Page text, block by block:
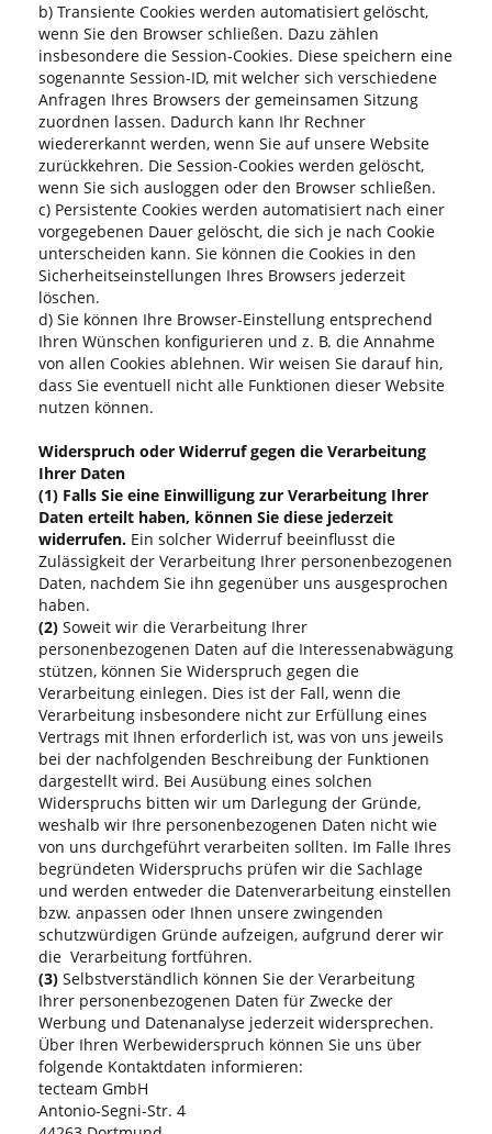
b) Transiente Cookies werden automatisiert gelöscht,
wenn Sie den Browser schließen. Dazu zählen
insbesondere die Session-Cookies. Diese speichern eine
sogenannte Session-ID, mit welcher sich verschiedene
Anfragen Ihres Browsers der gemeinsamen Sitzung
zuordnen lassen. Dadurch kann Ihr Rechner
wiedererkannt werden, wenn Sie auf unsere Website
zurückkehren. Die Session-Cookies werden gelöscht,
wenn Sie sich ausloggen oder den Browser schließen.
c) Persistente Cookies werden automatisiert nach einer
vorgegebenen Dauer gelöscht, die sich je nach Cookie
unterscheiden kann. Sie können die Cookies in den
Sicherheitseinstellungen Ihres Browsers jederzeit
löschen.
d) Sie können Ihre Browser-Einstellung entsprechend
Ihren Wünschen konfigurieren und z. B. die Annahme
von allen Cookies ablehnen. Wir weisen Sie darauf hin,
dass Sie eventuell nicht alle Funktionen dieser Website
nutzen können.
Widerspruch oder Widerruf gegen die Verarbeitung
Ihrer Daten
(1) Falls Sie eine Einwilligung zur Verarbeitung Ihrer
Daten erteilt haben, können Sie diese jederzeit
widerrufen. Ein solcher Widerruf beeinflusst die
Zulässigkeit der Verarbeitung Ihrer personenbezogenen
Daten, nachdem Sie ihn gegenüber uns ausgesprochen
haben.
(2) Soweit wir die Verarbeitung Ihrer
personenbezogenen Daten auf die Interessenabwägung
stützen, können Sie Widerspruch gegen die
Verarbeitung einlegen. Dies ist der Fall, wenn die
Verarbeitung insbesondere nicht zur Erfüllung eines
Vertrags mit Ihnen erforderlich ist, was von uns jeweils
bei der nachfolgenden Beschreibung der Funktionen
dargestellt wird. Bei Ausübung eines solchen
Widerspruchs bitten wir um Darlegung der Gründe,
weshalb wir Ihre personenbezogenen Daten nicht wie
von uns durchgeführt verarbeiten sollten. Im Falle Ihres
begründeten Widerspruchs prüfen wir die Sachlage
und werden entweder die Datenverarbeitung einstellen
bzw. anpassen oder Ihnen unsere zwingenden
schutzwürdigen Gründe aufzeigen, aufgrund derer wir
die Verarbeitung fortführen.
(3) Selbstverständlich können Sie der Verarbeitung
Ihrer personenbezogenen Daten für Zwecke der
Werbung und Datenanalyse jederzeit widersprechen.
Über Ihren Werbewiderspruch können Sie uns über
folgende Kontaktdaten informieren:
tecteam GmbH
Antonio-Segni-Str. 4